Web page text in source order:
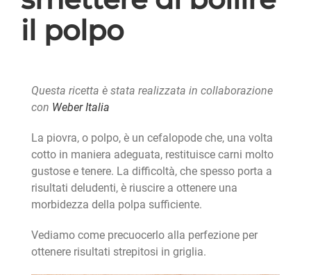
il polpo
Questa ricetta è stata realizzata in collaborazione
con Weber Italia
La piovra, o polpo, è un cefalopode che, una volta
cotto in maniera adeguata, restituisce carni molto
gustose e tenere. La difficoltà, che spesso porta a
risultati deludenti, è riuscire a ottenere una
morbidezza della polpa sufficiente.
Vediamo come precuocerlo alla perfezione per
ottenere risultati strepitosi in griglia.